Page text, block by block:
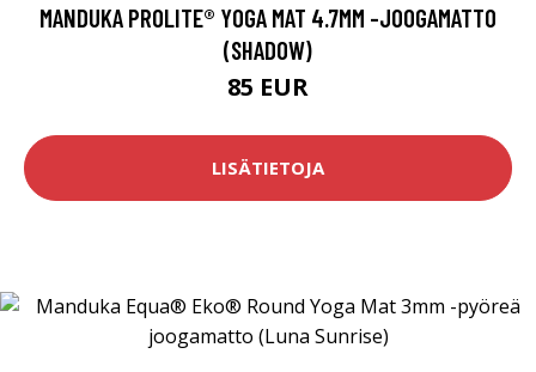
MANDUKA PROLITE® YOGA MAT 4.7MM -JOOGAMATTO
(SHADOW)
85 EUR
LISÄTIETOJA